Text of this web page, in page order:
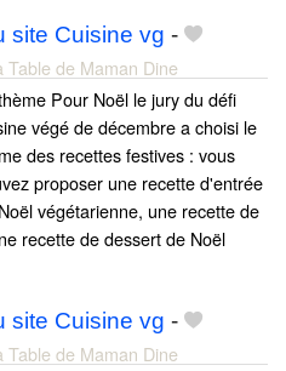
site Cuisine vg -
Table de Maman Dine
Pour Noël le jury du défi
végé de décembre a choisi le
des recettes festives : vous
proposer une recette d'entrée
végétarienne, une recette de
recette de dessert de Noël
site Cuisine vg -
Table de Maman Dine